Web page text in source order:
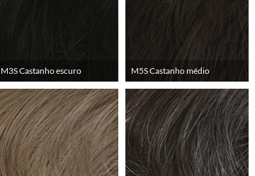
M3S Castanho escuro M5S Castanho médio